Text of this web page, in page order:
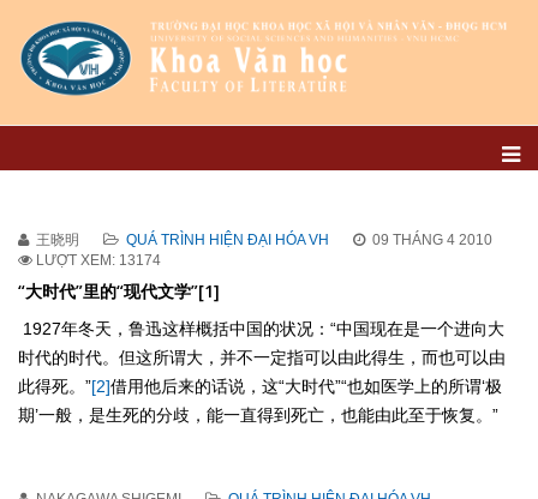
王晓明 QUÁ TRÌNH HIỆN ĐẠI HÓA VH
09 THÁNG 4 2010
LƯỢT XEM: 13174
“大时代”里的“现代文学”[1]
1927年冬天，鲁迅这样概括中国的状况：“中国现在是一个进向大
时代的时代。但这所谓大，并不一定指可以由此得生，而也可以由
此得死。”[2]借用他后来的话说，这“大时代”“也如医学上的所谓‘极
期’一般，是生死的分歧，能一直得到死亡，也能由此至于恢复。”